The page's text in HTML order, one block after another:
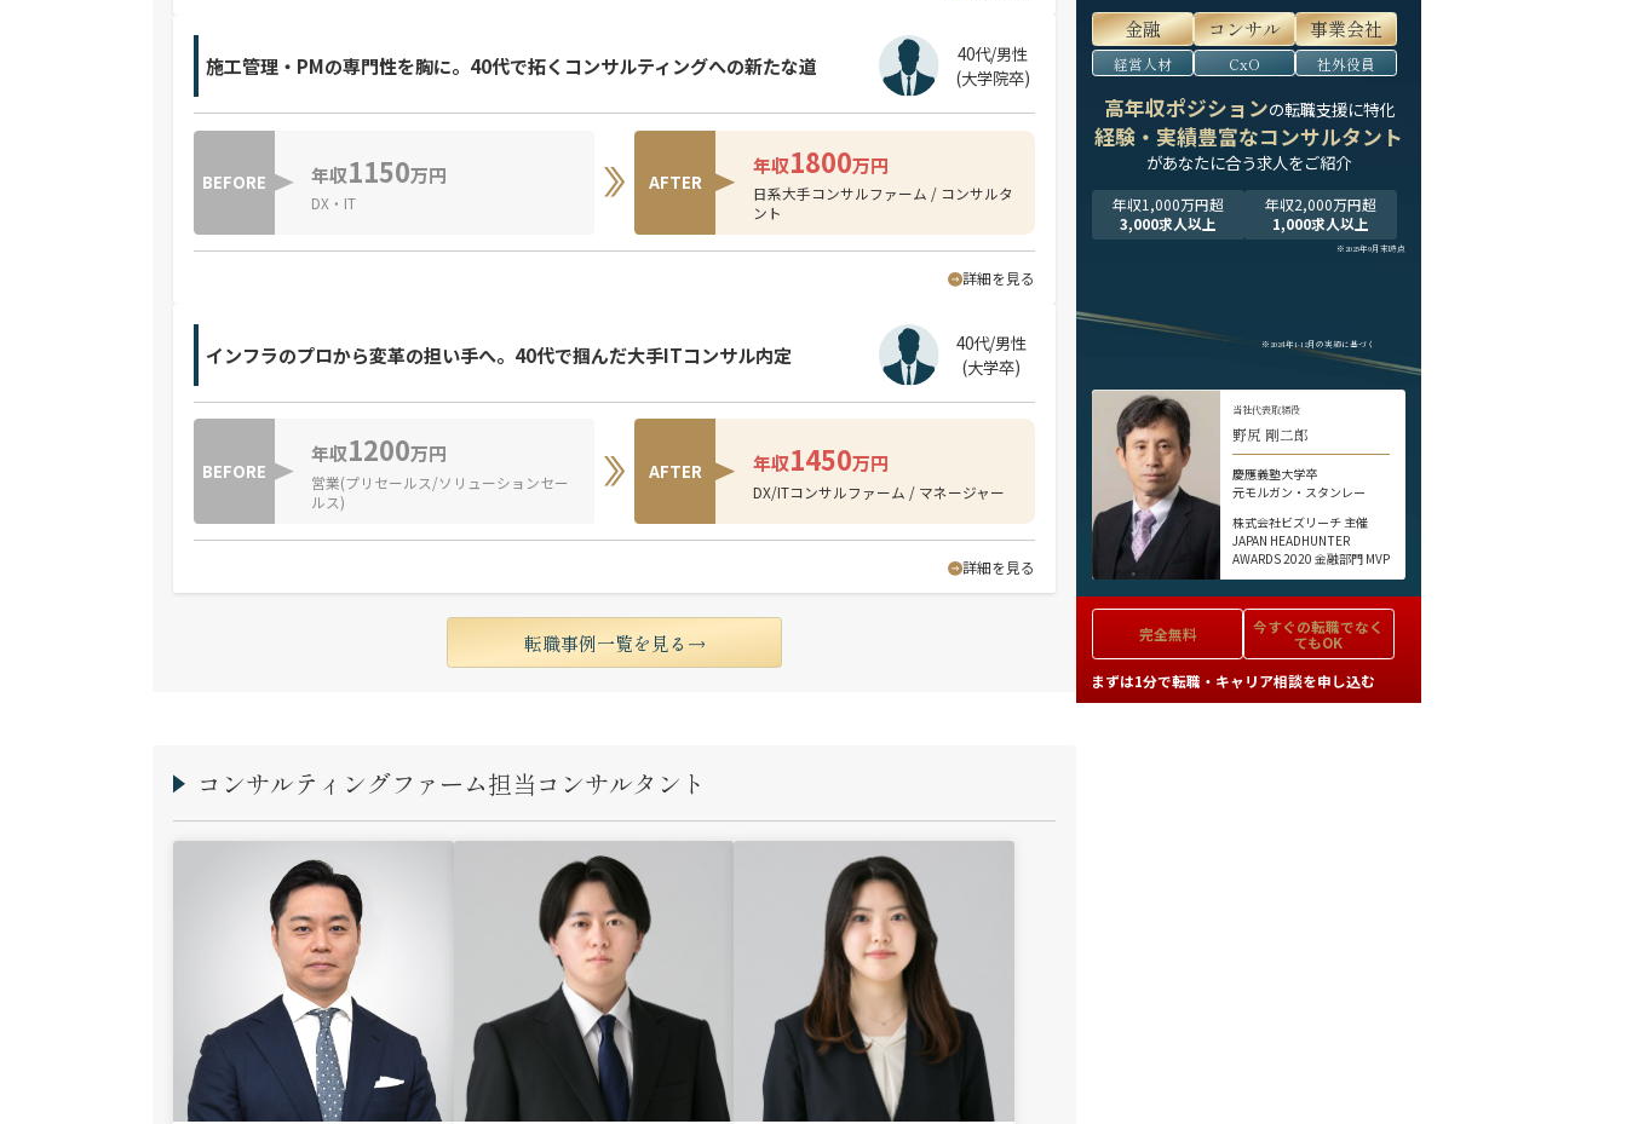
施工管理・PMの専門性を胸に。40代で拓くコンサルティングへの新たな道
40代/男性
(大学院卒)
BEFORE 年収1150万円
DX・IT
AFTER
年収1800万円
日系大手コンサルファーム / コンサルタ
ント
詳細を見る
インフラのプロから変革の担い手へ。40代で掴んだ大手ITコンサル内定
40代/男性
(大学卒)
BEFORE
年収1200万円
営業(プリセールス/ソリューションセー
ルス)
AFTER 年収1450万円
DX/ITコンサルファーム / マネージャー
詳細を見る
転職事例一覧を見る
コンサルティングファーム担当コンサルタント
金融 コンサル 事業会社
経営人材 CxO 社外役員
高年収ポジションの転職支援に特化
経験・実績豊富なコンサルタント
があなたに合う求人をご紹介
年収1,000万円超
3,000求人以上
年収2,000万円超
1,000求人以上
※2025年9月末時点
※2024年1-12月の実績に基づく
当社代表取締役
野尻 剛二郎
慶應義塾大学卒
元モルガン・スタンレー
株式会社ビズリーチ 主催
JAPAN HEADHUNTER
AWARDS 2020 金融部門 MVP
完全無料 今すぐの転職でなく
てもOK
まずは1分で転職・キャリア相談を申し込む